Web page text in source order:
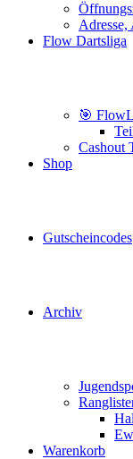
Adresse,
Flow Dartsliga
🎯
Cashout
Shop
Gutscheincodes
Archiv
Warenkorb